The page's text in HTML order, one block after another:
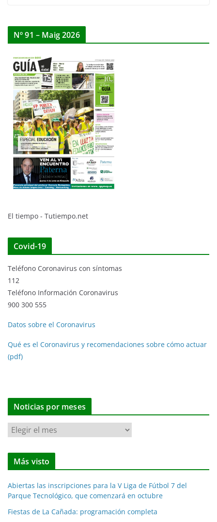
Nº 91 – Maig 2026
El tiempo - Tutiempo.net
Covid-19
Teléfono Coronavirus con síntomas
112
Teléfono Información Coronavirus
900 300 555
Datos sobre el Coronavirus
Qué es el Coronavirus y recomendaciones sobre cómo actuar
(pdf)
Noticias por meses
N
o
t
i
a
s
Más visto
Abiertas las inscripciones para la V Liga de Fútbol 7 del
Parque Tecnológico, que comenzará en octubre
Fiestas de La Cañada: programación completa